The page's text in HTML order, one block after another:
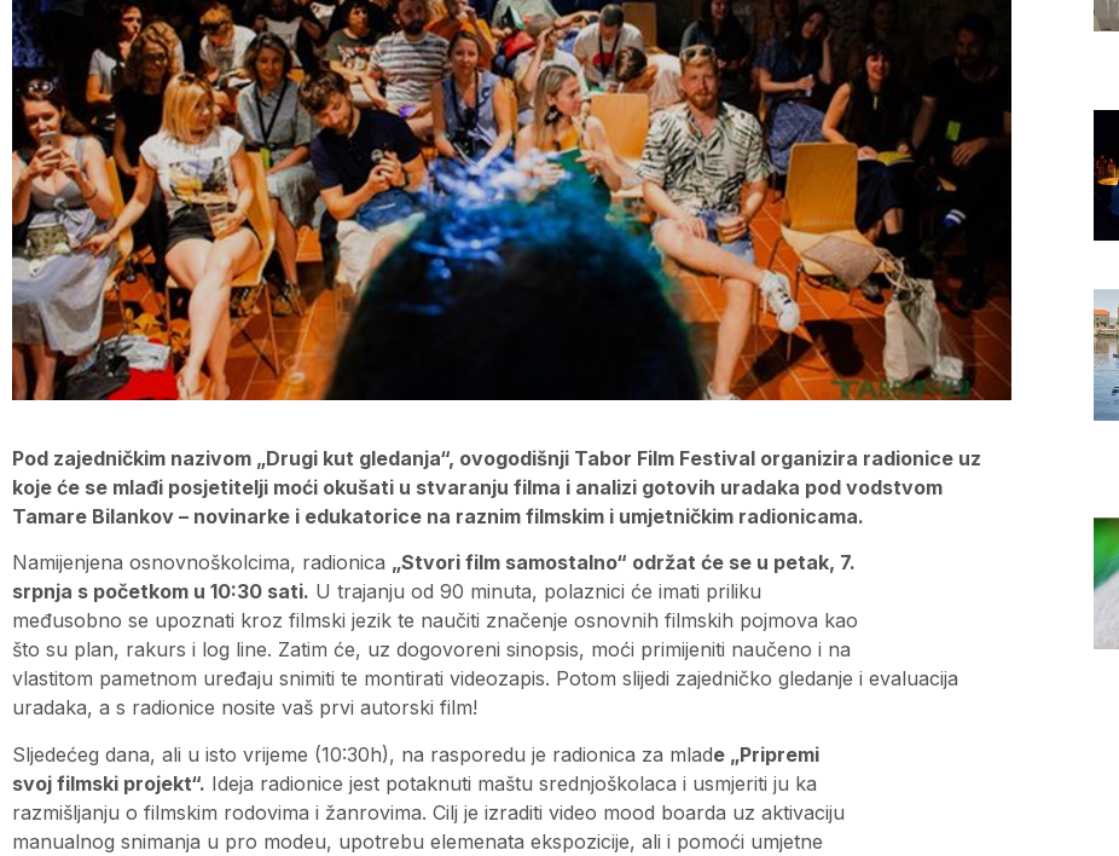
Pod zajedničkim nazivom „Drugi kut gledanja“, ovogodišnji Tabor Film Festival organizira radionice uz
koje će se mlađi posjetitelji moći okušati u stvaranju filma i analizi gotovih uradaka pod vodstvom
Tamare Bilankov – novinarke i edukatorice na raznim filmskim i umjetničkim radionicama.
Namijenjena osnovnoškolcima, radionica „Stvori film samostalno“ održat će se u petak, 7.
srpnja s početkom u 10:30 sati. U trajanju od 90 minuta, polaznici će imati priliku
međusobno se upoznati kroz filmski jezik te naučiti značenje osnovnih filmskih pojmova kao
što su plan, rakurs i log line. Zatim će, uz dogovoreni sinopsis, moći primijeniti naučeno i na
vlastitom pametnom uređaju snimiti te montirati videozapis. Potom slijedi zajedničko gledanje i evaluacija
uradaka, a s radionice nosite vaš prvi autorski film!
Sljedećeg dana, ali u isto vrijeme (10:30h), na rasporedu je radionica za mlade „Pripremi
svoj filmski projekt“. Ideja radionice jest potaknuti maštu srednjoškolaca i usmjeriti ju ka
razmišljanju o filmskim rodovima i žanrovima. Cilj je izraditi video mood boarda uz aktivaciju
manualnog snimanja u pro modeu, upotrebu elemenata ekspozicije, ali i pomoći umjetne